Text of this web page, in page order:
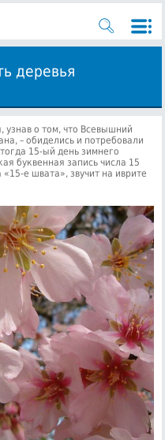
деревья
узнав о том, что Всевышний
– обиделись и потребовали
15-ый день зимнего
буквенная запись числа 15
«15-е швата», звучит на иврите